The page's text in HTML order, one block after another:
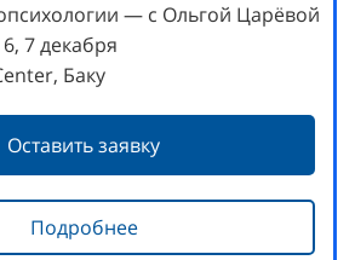
— с Ольгой Царёвой
7 декабря
Баку
Оставить заявку
Подробнее